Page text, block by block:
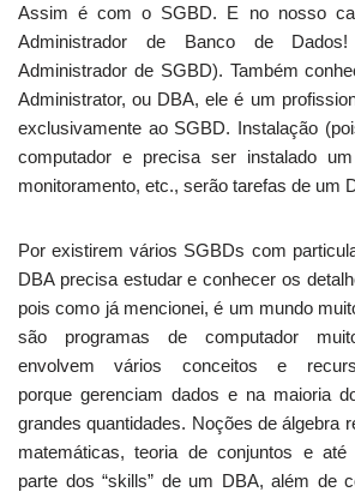
Assim é com o SGBD. E no nosso
Administrador de Banco de
Administrador de SGBD). Também
Administrator, ou DBA, ele é um
exclusivamente ao SGBD. Instalação
computador e precisa ser instalado
monitoramento, etc., serão tarefas de um
Por existirem vários SGBDs com
DBA precisa estudar e conhecer os
pois como já mencionei, é um mundo
são programas de computador
envolvem vários conceitos e
porque gerenciam dados e na maioria
grandes quantidades. Noções de álgebra
matemáticas, teoria de conjuntos e até
parte dos “skills” de um DBA, além de